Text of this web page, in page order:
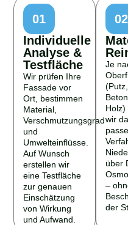
01
Individuelle
Analyse &
Testfläche
Wir prüfen Ihre
Fassade vor
Ort, bestimmen
Material,
Verschmutzungsgrad
und
Umwelteinflüsse.
Auf Wunsch
erstellen wir
eine Testfläche
zur genauen
Einschätzung
von Wirkung
und Aufwand.
02
Je
Holz)
wir
über
–
der